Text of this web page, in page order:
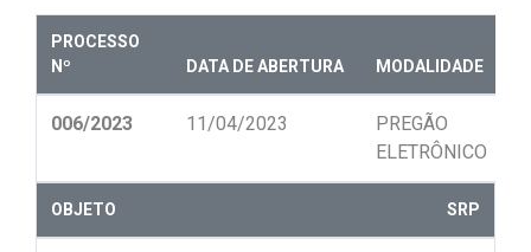
PROCESSO
Nº
DATA DE ABERTURA MODALIDADE
006/2023 11/04/2023
PREGÃO
ELETRÔNICO
OBJETO SRP